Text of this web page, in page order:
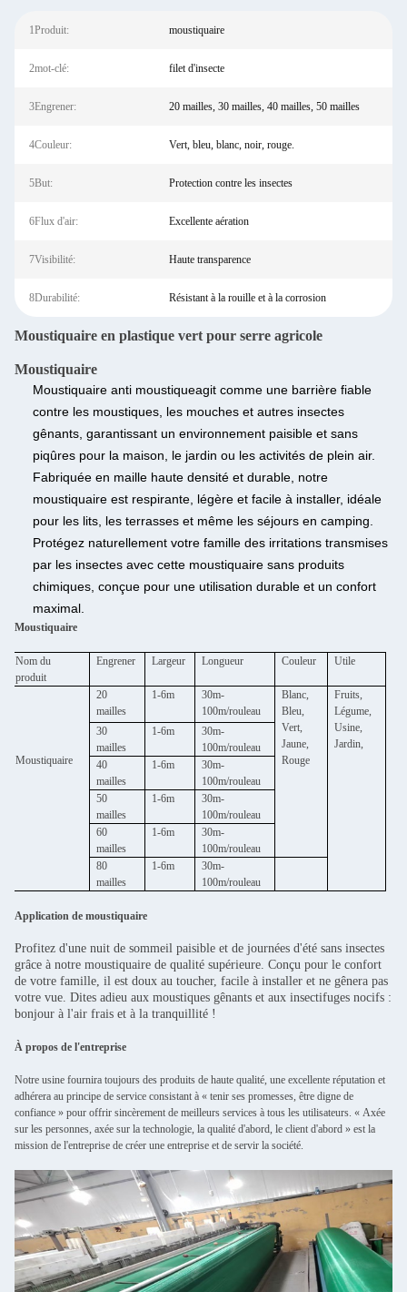
1Produit: moustiquaire
2mot-clé: filet d'insecte
3Engrener: 20 mailles, 30 mailles, 40 mailles, 50 mailles
4Couleur: Vert, bleu, blanc, noir, rouge.
5But: Protection contre les insectes
6Flux d'air: Excellente aération
7Visibilité: Haute transparence
8Durabilité: Résistant à la rouille et à la corrosion
Moustiquaire en plastique vert pour serre agricole
Moustiquaire
Moustiquaire anti moustiqueagit comme une barrière fiable
contre les moustiques, les mouches et autres insectes
gênants, garantissant un environnement paisible et sans
piqûres pour la maison, le jardin ou les activités de plein air.
Fabriquée en maille haute densité et durable, notre
moustiquaire est respirante, légère et facile à installer, idéale
pour les lits, les terrasses et même les séjours en camping.
Protégez naturellement votre famille des irritations transmises
par les insectes avec cette moustiquaire sans produits
chimiques, conçue pour une utilisation durable et un confort
maximal.
Moustiquaire
Nom du
produit
Engrener Largeur Longueur Couleur Utile
Moustiquaire
20
mailles
1-6m
30m-
100m/rouleau
Blanc,
Bleu,
Vert,
Jaune,
Rouge
Fruits,
Légume,
Usine,
Jardin,
30
mailles
1-6m
30m-
100m/rouleau
40
mailles
1-6m
30m-
100m/rouleau
50
mailles
1-6m
30m-
100m/rouleau
60
mailles
1-6m
30m-
100m/rouleau
80
mailles
1-6m
30m-
100m/rouleau
Application de moustiquaire
Profitez d'une nuit de sommeil paisible et de journées d'été sans insectes
grâce à notre moustiquaire de qualité supérieure. Conçu pour le confort
de votre famille, il est doux au toucher, facile à installer et ne gênera pas
votre vue. Dites adieu aux moustiques gênants et aux insectifuges nocifs :
bonjour à l'air frais et à la tranquillité !
À propos de l'entreprise
Notre usine fournira toujours des produits de haute qualité, une excellente réputation et
adhérera au principe de service consistant à « tenir ses promesses, être digne de
confiance » pour offrir sincèrement de meilleurs services à tous les utilisateurs. « Axée
sur les personnes, axée sur la technologie, la qualité d'abord, le client d'abord » est la
mission de l'entreprise de créer une entreprise et de servir la société.